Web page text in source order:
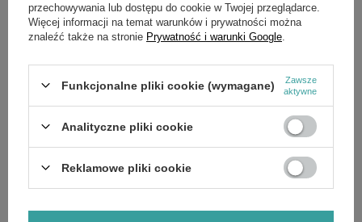
Długość X Szerokość X Wysokość: 760 X 540 X 560 mm
Producent Silnika: Yanmar
Pojemność Zbiornika Paliwa: 5,5 L
Częstotliwość: 50 Hz
Napięcie: 230 V
Ciężar: 94 Kg
Zasilanie: Wolnossący
Czas Pracy Przy 75% Obciążenia*: 3,79 H
Współczynnik Mocy: 0,9 Cos Φ
Zużycie Paliwa Przy 75% Obciążenia: 1,45 L/H
Pojemność: 435 Cm3
przechowywania lub dostępu do cookie w Twojej przeglądarce.
Więcej informacji na temat warunków i prywatności można
znaleźć także na stronie Prywatność i warunki Google
Funkcjonalne pliki cookie (wymagane)
Zawsze
aktywne
Analityczne pliki cookie
Reklamowe pliki cookie